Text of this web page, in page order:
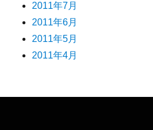
2011年7月
2011年6月
2011年5月
2011年4月